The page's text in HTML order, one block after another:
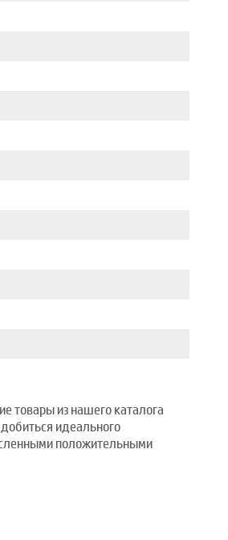
товары из нашего каталога
идеального
положительными